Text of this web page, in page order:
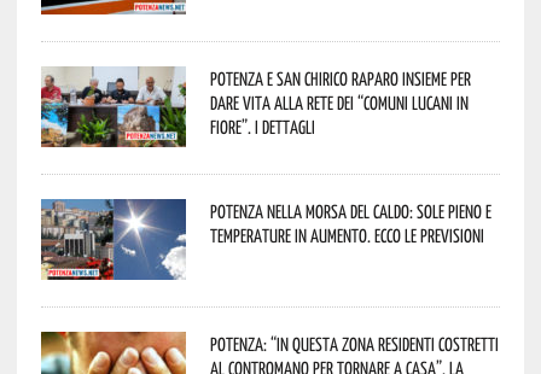
Potenza e San Chirico Raparo insieme per
dare vita alla rete dei “Comuni Lucani in
Fiore”. I dettagli
Potenza nella morsa del caldo: sole pieno e
temperature in aumento. Ecco le previsioni
Potenza: “In questa zona residenti costretti
al contromano per tornare a casa”. La